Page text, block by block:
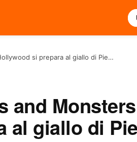
si prepara al giallo di Pie…
and
al giallo di